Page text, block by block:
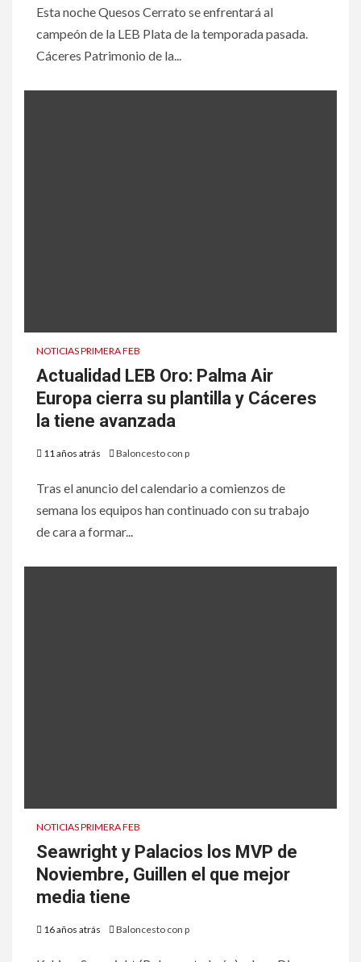
Esta noche Quesos Cerrato se enfrentará al
campeón de la LEB Plata de la temporada pasada.
Cáceres Patrimonio de la...
NOTICIAS PRIMERA FEB
Actualidad LEB Oro: Palma Air
Europa cierra su plantilla y Cáceres
la tiene avanzada
11 años atrás Baloncesto con p
Tras el anuncio del calendario a comienzos de
semana los equipos han continuado con su trabajo
de cara a formar...
NOTICIAS PRIMERA FEB
Seawright y Palacios los MVP de
Noviembre, Guillen el que mejor
media tiene
16 años atrás Baloncesto con p